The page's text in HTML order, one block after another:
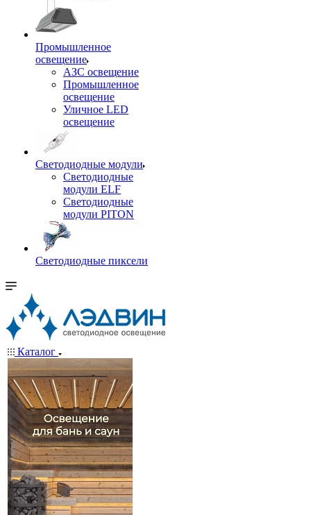
Промышленное
освещение
АЗС освещение
Промышленное
освещение
Уличное LED
освещение
Светодиодные модули
Светодиодные
модули ELF
Светодиодные
модули PITON
Светодиодные пиксели
Каталог